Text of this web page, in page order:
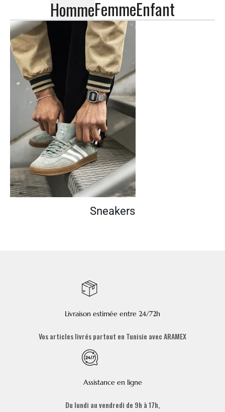
HommeFemmeEnfant
Sneakers
Livraison estimée entre 24/72h
Vos articles livrés partout en Tunisie avec ARAMEX
Assistance en ligne
Du lundi au vendredi de 9h à 17h,